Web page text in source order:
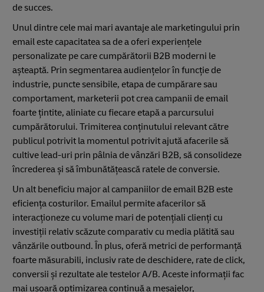
de succes.
Unul dintre cele mai mari avantaje ale marketingului prin
email este capacitatea sa de a oferi experiențele
personalizate pe care cumpărătorii B2B moderni le
așteaptă. Prin segmentarea audiențelor în funcție de
industrie, puncte sensibile, etapa de cumpărare sau
comportament, marketerii pot crea campanii de email
foarte țintite, aliniate cu fiecare etapă a parcursului
cumpărătorului. Trimiterea conținutului relevant către
publicul potrivit la momentul potrivit ajută afacerile să
cultive lead-uri prin pâlnia de vânzări B2B, să consolideze
încrederea și să îmbunătățească ratele de conversie.
Un alt beneficiu major al campaniilor de email B2B este
eficiența costurilor. Emailul permite afacerilor să
interacționeze cu volume mari de potențiali clienți cu
investiții relativ scăzute comparativ cu media plătită sau
vânzările outbound. În plus, oferă metrici de performanță
foarte măsurabili, inclusiv rate de deschidere, rate de click,
conversii și rezultate ale testelor A/B. Aceste informații fac
mai ușoară optimizarea continuă a mesajelor,